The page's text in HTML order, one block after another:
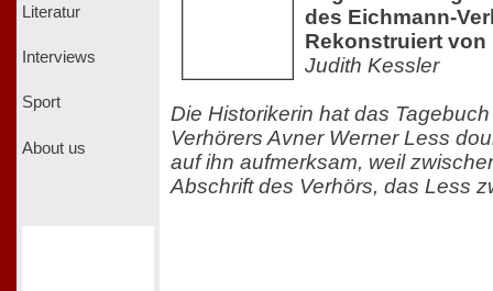
Literatur
Interviews
Sport
About us
des Eichmann-
Rekonstruiert
Judith Kessler
Die Historikerin hat das
Verhörers Avner Werner Less
auf ihn aufmerksam, weil
Abschrift des Verhörs, das Less